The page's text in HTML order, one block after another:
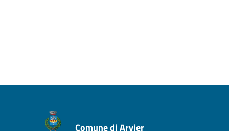
Comune di Arvier